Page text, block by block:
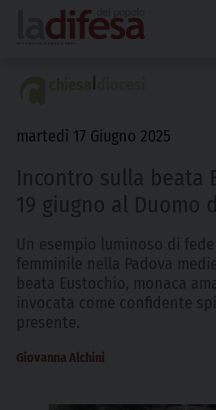
content
martedì 17 Giugno 2025
Incontro sulla beata
19 giugno al Duomo
Un esempio luminoso di
femminile nella Padova
beata Eustochio, monaca
invocata come confidente
presente.
Giovanna Alchini